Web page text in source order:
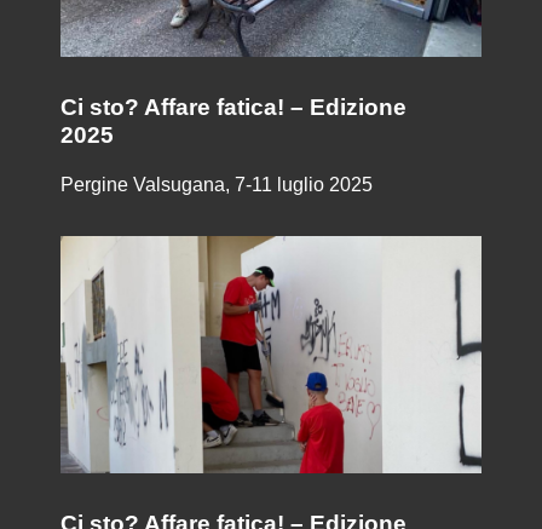
Ci sto? Affare fatica! – Edizione
2025
Pergine Valsugana, 7-11 luglio 2025